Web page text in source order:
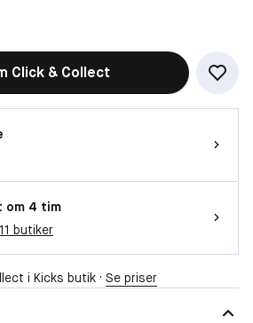
Click & Collect
om 4 tim
11 butiker
i Kicks butik · Se priser